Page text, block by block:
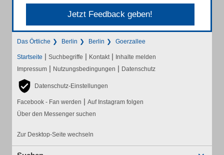
Jetzt Feedback geben!
Das Örtliche Berlin Berlin Goerzallee
Startseite | Suchbegriffe | Kontakt | Inhalte melden
Impressum | Nutzungsbedingungen | Datenschutz
Datenschutz-Einstellungen
Facebook - Fan werden | Auf Instagram folgen
Über den Messenger suchen
Zur Desktop-Seite wechseln